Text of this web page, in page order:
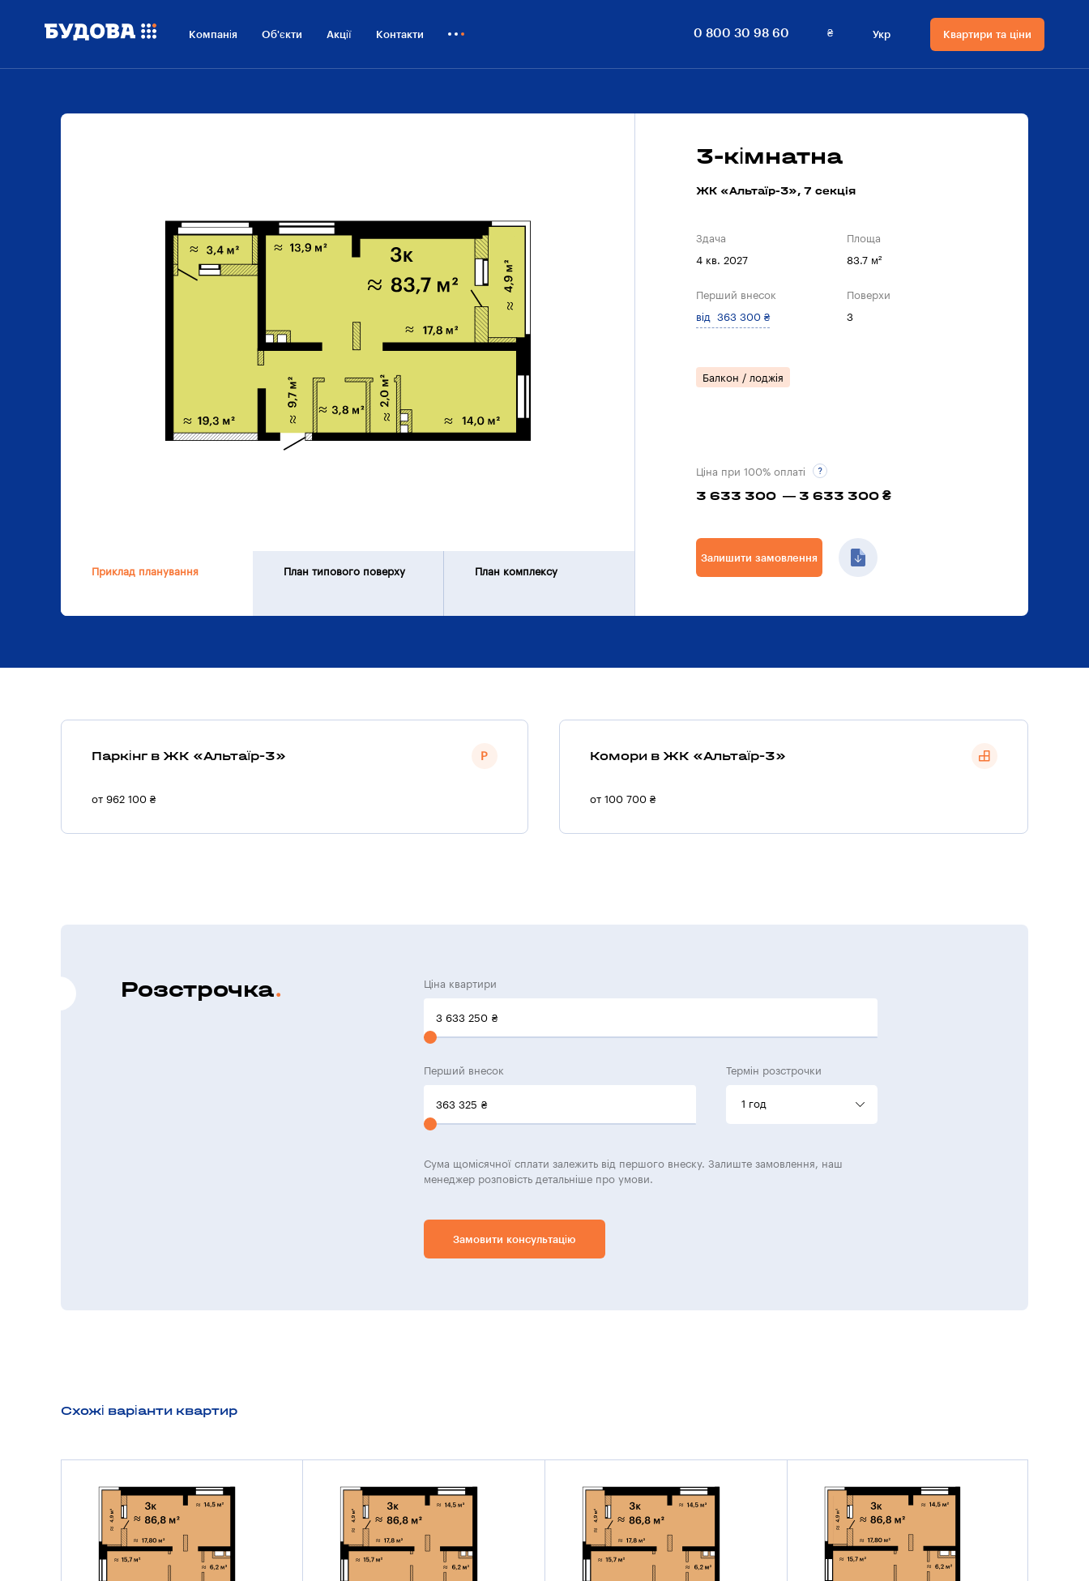
Компанія Об'єкти Акції Контакти 0 800 30 98 60 ₴
Валюта
₴ Гривнi
Укр
Мова сайту
Квартири та ціни
Приклад планування План типового поверху План комплексу
3-кімнатна
ЖК «Альтаїр-3», 7 секцiя
Здача
4 кв. 2027
Площа
83.7 м²
Перший внесок
від 363 300 ₴
Поверхи
3
Балкон / лоджія
Ціна при 100% оплаті
3 633 300 — 3 633 300 ₴
Залишити замовлення
Паркінг в ЖК «Альтаїр-3»
от 962 100 ₴
Комори в ЖК «Альтаїр-3»
от 100 700 ₴
Розстрочка Ціна квартири
3 633 250 ₴
Перший внесок
363 325 ₴
Термін розстрочки
1 год
Сума щомісячної сплати залежить від першого внеску. Залиште замовлення, наш
менеджер розповість детальніше про умови.
Замовити консультацію
Схожі варіанти квартир